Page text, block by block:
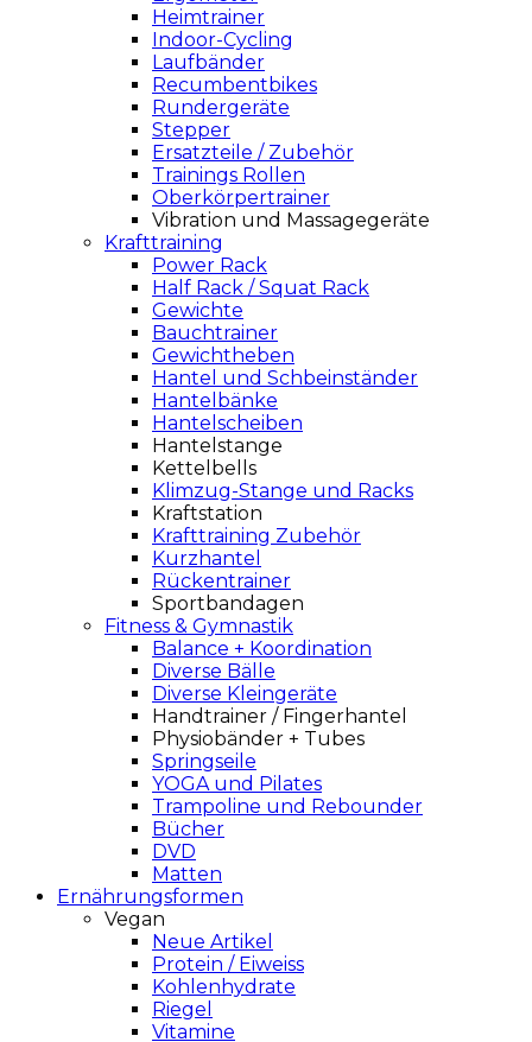
Heimtrainer
Indoor-Cycling
Laufbänder
Recumbentbikes
Rundergeräte
Stepper
Ersatzteile / Zubehör
Trainings Rollen
Oberkörpertrainer
Vibration und Massagegeräte
Krafttraining
Power Rack
Half Rack / Squat Rack
Gewichte
Bauchtrainer
Gewichtheben
Hantel und Schbeinständer
Hantelbänke
Hantelscheiben
Hantelstange
Kettelbells
Klimzug-Stange und Racks
Kraftstation
Krafttraining Zubehör
Kurzhantel
Rückentrainer
Sportbandagen
Fitness & Gymnastik
Balance + Koordination
Diverse Bälle
Diverse Kleingeräte
Handtrainer / Fingerhantel
Physiobänder + Tubes
Springseile
YOGA und Pilates
Trampoline und Rebounder
Bücher
DVD
Matten
Ernährungsformen
Vegan
Neue Artikel
Protein / Eiweiss
Kohlenhydrate
Riegel
Vitamine